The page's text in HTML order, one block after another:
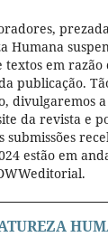
Humana
em
publicação.
divulgaremos
da revista e
submissões
estão em